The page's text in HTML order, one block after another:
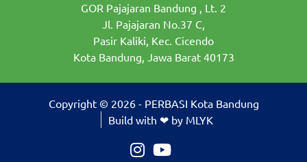
GOR Pajajaran Bandung , Lt. 2
Jl. Pajajaran No.37 C,
Pasir Kaliki, Kec. Cicendo
Kota Bandung, Jawa Barat 40173
Copyright © 2026 - PERBASI Kota Bandung
Build with ❤ by MLYK